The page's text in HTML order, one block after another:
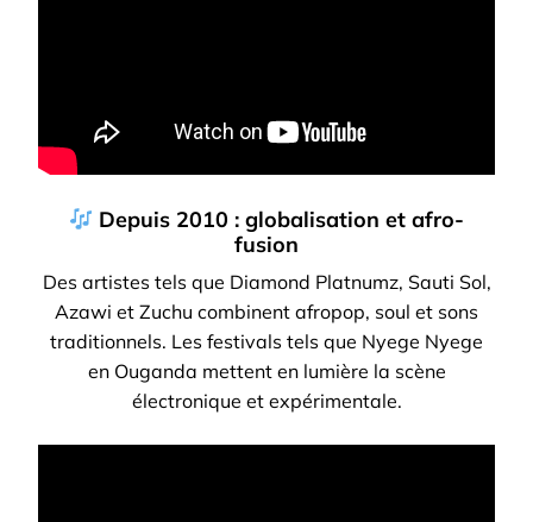
Depuis 2010 : globalisation et afro-
fusion
Des artistes tels que Diamond Platnumz, Sauti Sol,
Azawi et Zuchu combinent afropop, soul et sons
traditionnels. Les festivals tels que Nyege Nyege
en Ouganda mettent en lumière la scène
électronique et expérimentale.